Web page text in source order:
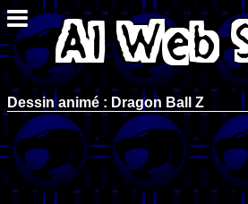
Dessin animé : Dragon Ball Z